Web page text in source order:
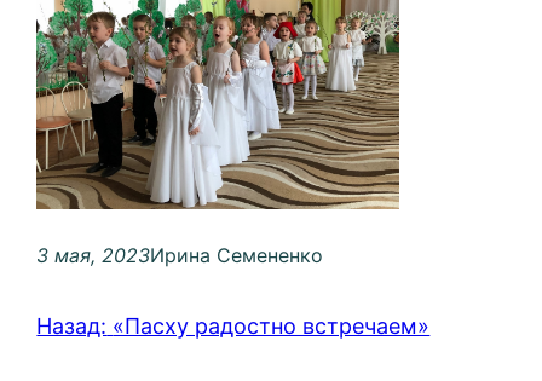
3 мая, 2023Ирина Семененко
Назад: «Пасху радостно встречаем»